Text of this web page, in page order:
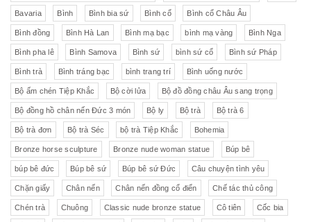
Bavaria Bình Bình bia sứ Bình cổ Bình cổ Châu Âu
Bình đồng Bình Hà Lan Bình mạ bạc bình mạ vàng Bình Nga
Bình pha lê Bình Samova Bình sứ bình sứ cổ Bình sứ Pháp
Bình trà Bình tráng bạc bình trang trí Bình uống nước
Bộ ấm chén Tiệp Khắc Bộ cời lửa Bộ đồ đồng châu Âu sang trọng
Bộ đồng hồ chân nến Đức 3 món Bộ ly Bộ trà Bộ trà 6
Bộ trà đơn Bộ trà Séc bộ trà Tiệp Khắc Bohemia
Bronze horse sculpture Bronze nude woman statue Búp bê
búp bê đức Búp bê sứ Búp bê sứ Đức Câu chuyện tình yêu
Chặn giấy Chân nến Chân nến đồng cổ điển Chế tác thủ công
Chén trà Chuông Classic nude bronze statue Cô tiên Cốc bia